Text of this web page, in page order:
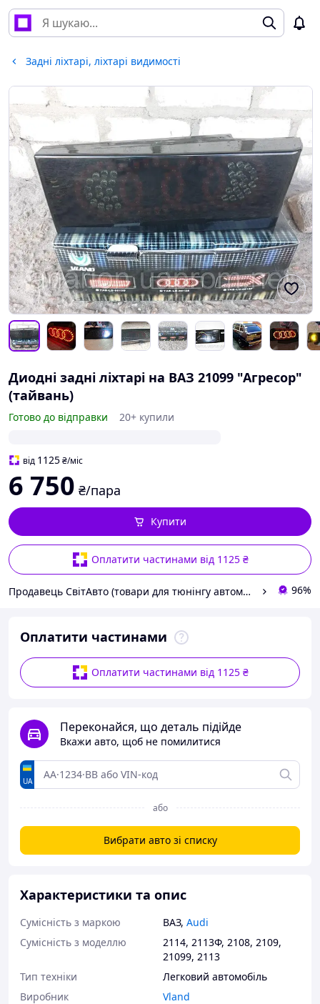
Задні ліхтарі, ліхтарі видимості
Диодні задні ліхтарі на ВАЗ 21099 "Агресор"
(тайвань)
Готово до відправки 20+ купили
від 1125₴/міс
6 750 ₴/пара
Оплатити частинами від 1125 ₴
Купити
Продавець СвітАвто (товари для тюнінгу автомобілів ВАЗ) 96%
Оплатити частинами
Оплатити частинами від 1125 ₴
Переконайся, що деталь підійде
Вкажи авто, щоб не помилитися
UA
або
Вибрати авто зі списку
Характеристики та опис
Сумісність з маркою ВАЗ, Audi
Сумісність з моделлю
2114, 2113Ф, 2108, 2109,
21099, 2113
Тип техніки
Легковий автомобіль
Виробник
Vland